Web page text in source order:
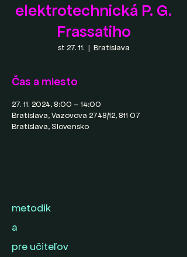
elektrotechnická P. G.
Frassatiho
st 27. 11.
  |
Bratislava
Čas a miesto
27. 11. 2024, 8:00 – 14:00
Bratislava, Vazovova 2748/12, 811 07
Bratislava, Slovensko
metodik
a
pre učiteľov